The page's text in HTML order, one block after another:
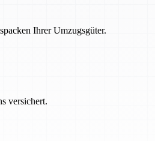
Ihrer Umzugsgüter.
versichert.